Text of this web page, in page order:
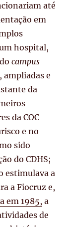
até
em
hospital,
campus
ampliadas e
da
da COC
e no
sido
do CDHS;
estimulava a
a Fiocruz e,
em 1985, a
de